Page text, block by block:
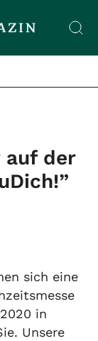
der
sich eine
in
Unsere